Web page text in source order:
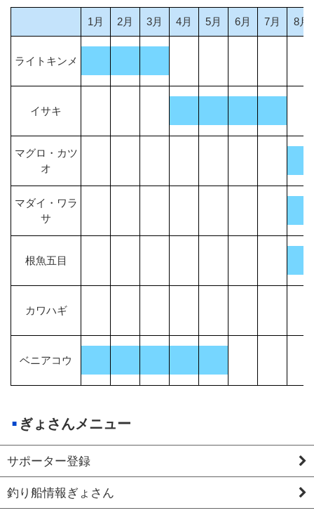
1月 2月 3月 4月 5月 6月 7月 8月
ライトキンメ
イサキ
マグロ・カツ
オ
マダイ・ワラ
サ
根魚五目
カワハギ
ベニアコウ
ぎょさんメニュー
サポーター登録
釣り船情報ぎょさん